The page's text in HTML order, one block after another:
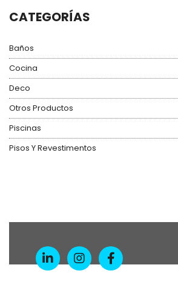
CATEGORÍAS
Baños
Cocina
Deco
Otros Productos
Piscinas
Pisos Y Revestimentos